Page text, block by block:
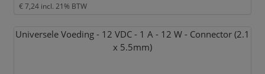
€ 7,24 incl. 21% BTW
Universele Voeding - 12 VDC - 1 A - 12 W - Connector (2.1
x 5.5mm)